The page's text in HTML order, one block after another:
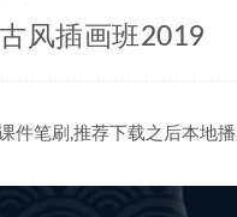
风插画班2019
件笔刷,推荐下载之后本地